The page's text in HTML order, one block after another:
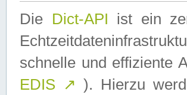
Die Dict-API ist ein
schnelle und effiziente
EDIS ↗ ). Hierzu